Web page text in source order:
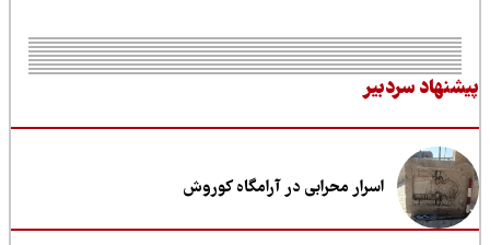
سردبیر
اسرار محرابی در آرامگاه کوروش